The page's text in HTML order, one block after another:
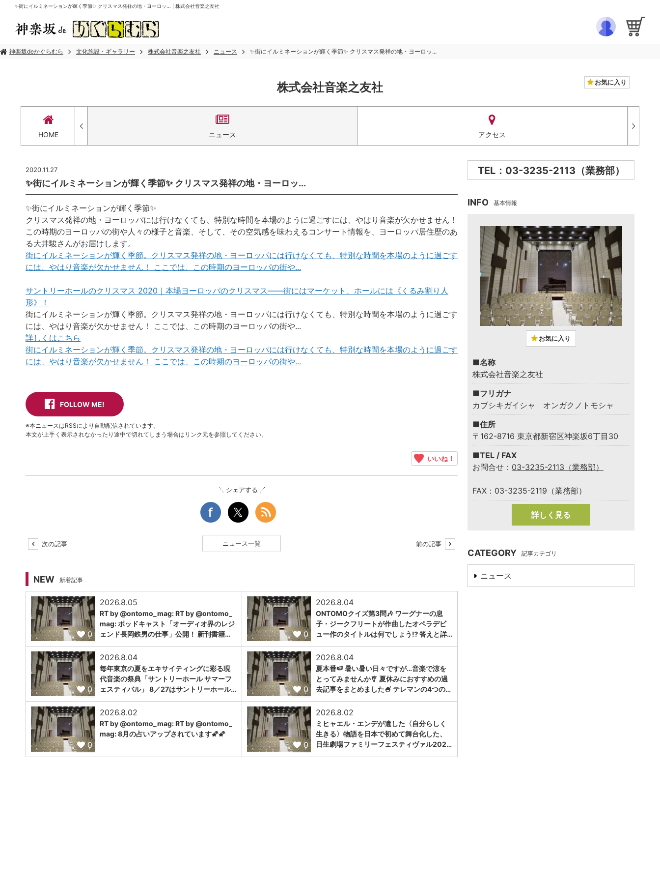
✨街にイルミネーションが輝く季節✨ クリスマス発祥の地・ヨーロッ... | 株式会社音楽之友社
神楽坂deかぐらむら 文化施設・ギャラリー 株式会社音楽之友社 ニュース ✨街にイルミネーションが輝く季節✨ クリスマス発祥の地・ヨーロッ...
株式会社音楽之友社 お気に入り
HOME ニュース アクセス
2020.11.27
✨街にイルミネーションが輝く季節✨ クリスマス発祥の地・ヨーロッ...
✨街にイルミネーションが輝く季節✨
クリスマス発祥の地・ヨーロッパには行けなくても、特別な時間を本場のように過ごすには、やはり音楽が欠かせません！
この時期のヨーロッパの街や人々の様子と音楽、そして、その空気感を味わえるコンサート情報を、ヨーロッパ居住歴のあ
る大井駿さんがお届けします。
街にイルミネーションが輝く季節。クリスマス発祥の地・ヨーロッパには行けなくても、特別な時間を本場のように過ごす
には、やはり音楽が欠かせません！ ここでは、この時期のヨーロッパの街や...
サントリーホールのクリスマス 2020｜本場ヨーロッパのクリスマス——街にはマーケット、ホールには《くるみ割り人
形》！
街にイルミネーションが輝く季節。クリスマス発祥の地・ヨーロッパには行けなくても、特別な時間を本場のように過ごす
には、やはり音楽が欠かせません！ ここでは、この時期のヨーロッパの街や...
詳しくはこちら
街にイルミネーションが輝く季節。クリスマス発祥の地・ヨーロッパには行けなくても、特別な時間を本場のように過ごす
には、やはり音楽が欠かせません！ ここでは、この時期のヨーロッパの街や...
FOLLOW ME!
※本ニュースはRSSにより自動配信されています。
本文が上手く表示されなかったり途中で切れてしまう場合はリンク元を参照してください。
いいね！
シェアする
次の記事 ニュース一覧 前の記事
NEW 新着記事
0
2026.8.05
RT by @ontomo_mag: RT by @ontomo_
mag: ポッドキャスト「オーディオ界のレジ
ェンド長岡鉄男の仕事」公開！ 新刊書籍…
0
2026.8.04
ONTOMOクイズ第3問🎶 ワーグナーの息
子・ジークフリートが作曲したオペラデビ
ュー作のタイトルは何でしょう⁉️ 答えと詳…
0
2026.8.04
毎年東京の夏をエキサイティングに彩る現
代音楽の祭典「サントリーホール サマーフ
ェスティバル」 8／27はサントリーホール…
0
2026.8.04
夏本番🍉 暑い暑い日々ですが…音楽で涼を
とってみませんか🎐 夏休みにおすすめの過
去記事をまとめました🍧 テレマンの4つの…
0
2026.8.02
RT by @ontomo_mag: RT by @ontomo_
mag: 8月の占いアップされています🌠🌠
0
2026.8.02
ミヒャエル・エンデが遺した〈自分らしく
生きる〉物語を日本で初めて舞台化した、
日生劇場ファミリーフェスティヴァル202…
TEL：03-3235-2113（業務部）
INFO 基本情報
お気に入り
■名称
株式会社音楽之友社
■フリガナ
カブシキガイシャ オンガクノトモシャ
■住所
〒162-8716 東京都新宿区神楽坂6丁目30
■TEL / FAX
お問合せ： 03-3235-2113（業務部）
FAX：03-3235-2119（業務部）
詳しく見る
CATEGORY 記事カテゴリ
ニュース